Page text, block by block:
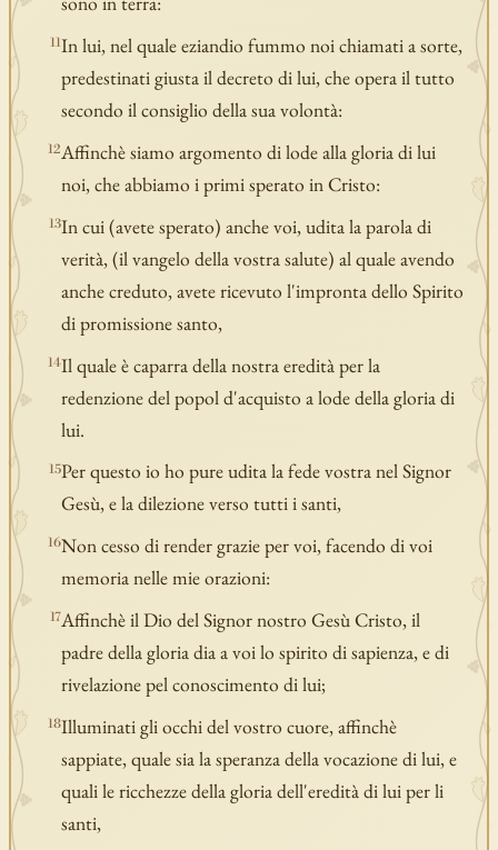
11In lui, nel quale eziandio fummo noi chiamati a sorte,
predestinati giusta il decreto di lui, che opera il tutto
secondo il consiglio della sua volontà:
12Affinchè siamo argomento di lode alla gloria di lui
noi, che abbiamo i primi sperato in Cristo:
13In cui (avete sperato) anche voi, udita la parola di
verità, (il vangelo della vostra salute) al quale avendo
anche creduto, avete ricevuto l'impronta dello Spirito
di promissione santo,
14Il quale è caparra della nostra eredità per la
redenzione del popol d'acquisto a lode della gloria di
lui.
15Per questo io ho pure udita la fede vostra nel Signor
Gesù, e la dilezione verso tutti i santi,
16Non cesso di render grazie per voi, facendo di voi
memoria nelle mie orazioni:
17Affinchè il Dio del Signor nostro Gesù Cristo, il
padre della gloria dia a voi lo spirito di sapienza, e di
rivelazione pel conoscimento di lui;
18Illuminati gli occhi del vostro cuore, affinchè
sappiate, quale sia la speranza della vocazione di lui, e
quali le ricchezze della gloria dell'eredità di lui per li
santi,